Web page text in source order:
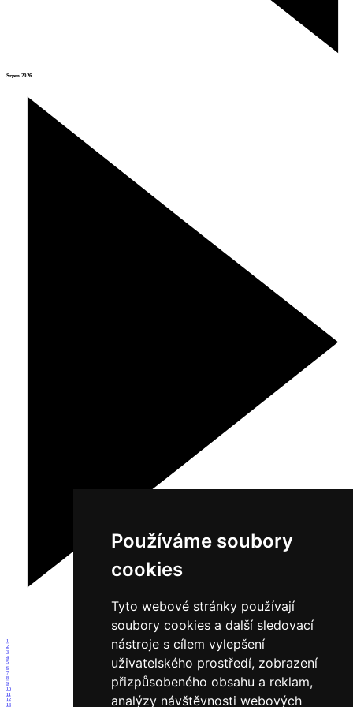
Používáme soubory
cookies
Tyto webové stránky používají
soubory cookies a další sledovací
nástroje s cílem vylepšení
uživatelského prostředí, zobrazení
přizpůsobeného obsahu a reklam,
analýzy návštěvnosti webových
Srpen 2026
1
2
3
4
5
6
7
8
9
10
11
12
13